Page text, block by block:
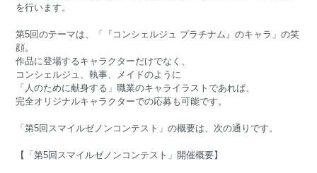
を行います。
第5回のテーマは、「『コンシェルジュ プラチナム』のキャラ」の笑
顔。
作品に登場するキャラクターだけでなく、
コンシェルジュ、執事、メイドのように
「人のために献身する」職業のキャライラストであれば、
完全オリジナルキャラクターでの応募も可能です。
「第5回スマイルゼノンコンテスト」の概要は、次の通りです。
【「第5回スマイルゼノンコンテスト」開催概要】